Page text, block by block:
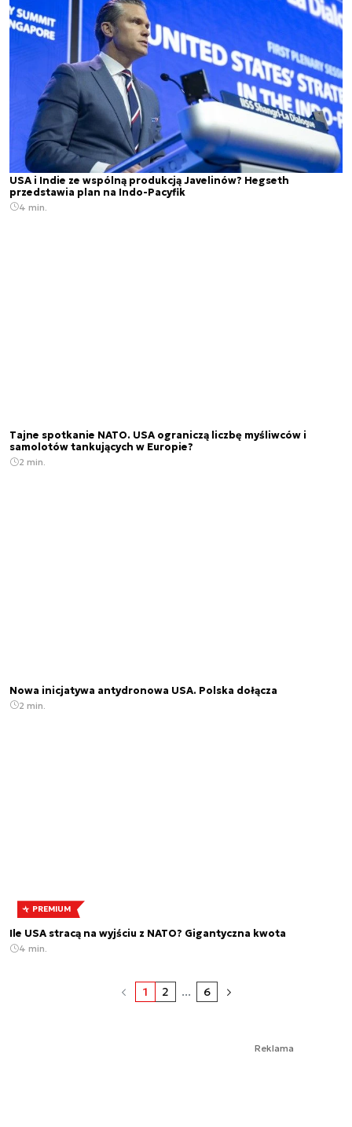
USA i Indie ze wspólną produkcją Javelinów? Hegseth
przedstawia plan na Indo-Pacyfik
4 min.
Tajne spotkanie NATO. USA ograniczą liczbę myśliwców i
samolotów tankujących w Europie?
2 min.
Nowa inicjatywa antydronowa USA. Polska dołącza
2 min.
PREMIUM
Ile USA stracą na wyjściu z NATO? Gigantyczna kwota
4 min.
1 2 ... 6
Reklama